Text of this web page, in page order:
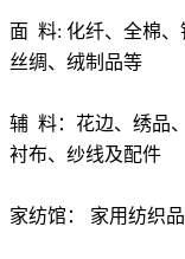
面 料: 化纤、全棉、
丝绸、绒制品等
辅 料：花边、绣品
衬布、纱线及配件
家纺馆： 家用纺织